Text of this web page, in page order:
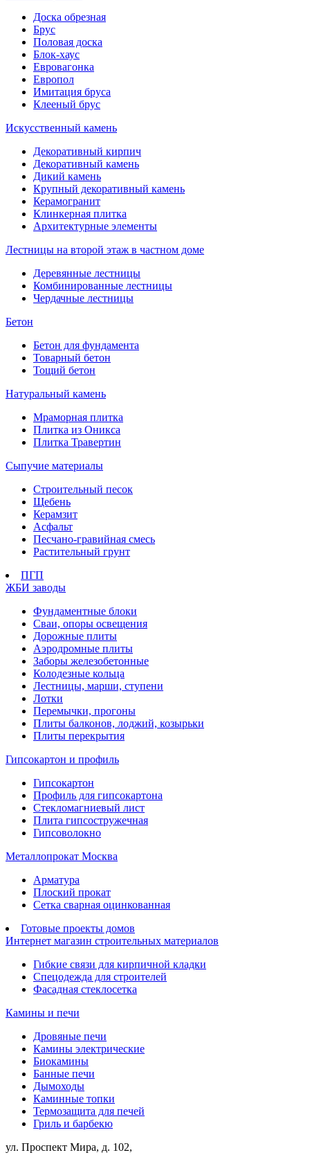
Доска обрезная
Брус
Половая доска
Блок-хаус
Евровагонка
Европол
Имитация бруса
Клееный брус
Искусственный камень
Декоративный кирпич
Декоративный камень
Дикий камень
Крупный декоративный камень
Керамогранит
Клинкерная плитка
Архитектурные элементы
Лестницы на второй этаж в частном доме
Деревянные лестницы
Комбинированные лестницы
Чердачные лестницы
Бетон
Бетон для фундамента
Товарный бетон
Тощий бетон
Натуральный камень
Мраморная плитка
Плитка из Оникса
Плитка Травертин
Сыпучие материалы
Строительный песок
Щебень
Керамзит
Асфальт
Песчано-гравийная смесь
Растительный грунт
ПГП
ЖБИ заводы
Фундаментные блоки
Сваи, опоры освещения
Дорожные плиты
Аэродромные плиты
Заборы железобетонные
Колодезные кольца
Лестницы, марши, ступени
Лотки
Перемычки, прогоны
Плиты балконов, лоджий, козырьки
Плиты перекрытия
Гипсокартон и профиль
Гипсокартон
Профиль для гипсокартона
Стекломагниевый лист
Плита гипсостружечная
Гипсоволокно
Металлопрокат Москва
Арматура
Плоский прокат
Сетка сварная оцинкованная
Готовые проекты домов
Интернет магазин строительных материалов
Гибкие связи для кирпичной кладки
Спецодежда для строителей
Фасадная стеклосетка
Камины и печи
Дровяные печи
Камины электрические
Биокамины
Банные печи
Дымоходы
Каминные топки
Термозащита для печей
Гриль и барбекю
ул. Проспект Мира, д. 102,